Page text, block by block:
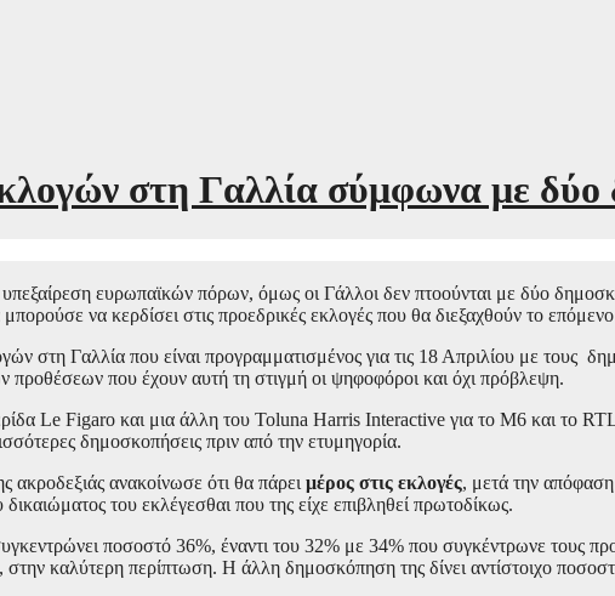
στη Γαλλία σύμφωνα με δύο
ευρωπαϊκών πόρων, όμως οι Γάλλοι δεν πτοούνται με δύο
να κερδίσει στις προεδρικές εκλογές που θα διεξαχθούν το επόμενο
Γαλλία που είναι προγραμματισμένος για τις 18 Απριλίου με τους
προθέσεων που έχουν αυτή τη στιγμή οι ψηφοφόροι και όχι πρόβλεψη.
Le Figaro και μια άλλη του Toluna Harris Interactive για το Μ6 και το
δημοσκοπήσεις πριν από την ετυμηγορία.
ανακοίνωσε ότι θα πάρει μέρος στις εκλογές, μετά την απόφαση
του εκλέγεσθαι που της είχε επιβληθεί πρωτοδίκως.
ποσοστό 36%, έναντι του 32% με 34% που συγκέντρωνε τους
καλύτερη περίπτωση. Η άλλη δημοσκόπηση της δίνει αντίστοιχο